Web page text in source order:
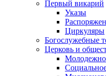
Первый викарий
Указы
Циркуляры
Богослужебные
Церковь и